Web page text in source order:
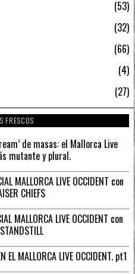
53
32
66
4
27
FRESCOS
de masas: el Mallorca Live
mutante y plural.
MALLORCA LIVE OCCIDENT con
CHIEFS
MALLORCA LIVE OCCIDENT con
EL MALLORCA LIVE OCCIDENT. pt1